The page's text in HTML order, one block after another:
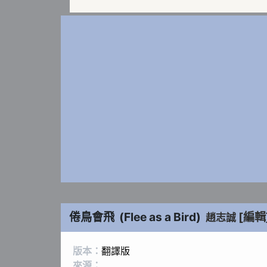
倦鳥會飛 (Flee as a Bird) 趙志誠 [編
版本： 翻譯版